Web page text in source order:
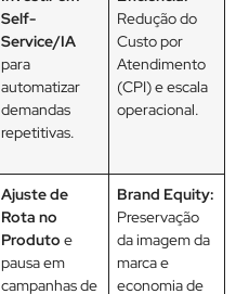
Self-
Service/IA
para
automatizar
demandas
repetitivas.
Redução do
Custo por
Atendimento
(CPI) e escala
operacional.
Ajuste de
Rota no
Produto e
pausa em
campanhas de
Brand Equity:
Preservação
da imagem da
marca e
economia de